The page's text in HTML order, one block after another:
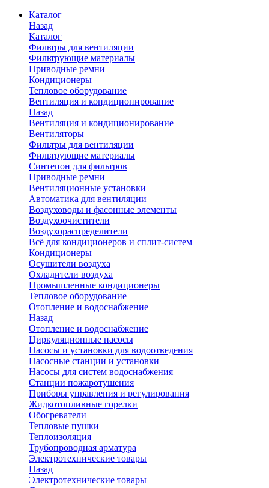
Каталог
Назад
Каталог
Фильтры для вентиляции
Фильтрующие материалы
Приводные ремни
Кондиционеры
Тепловое оборудование
Вентиляция и кондиционирование
Назад
Вентиляция и кондиционирование
Вентиляторы
Фильтры для вентиляции
Фильтрующие материалы
Синтепон для фильтров
Приводные ремни
Вентиляционные установки
Автоматика для вентиляции
Воздуховоды и фасонные элементы
Воздухоочистители
Воздухораспределители
Всё для кондиционеров и сплит-систем
Кондиционеры
Осушители воздуха
Охладители воздуха
Промышленные кондиционеры
Тепловое оборудование
Отопление и водоснабжение
Назад
Отопление и водоснабжение
Циркуляционные насосы
Насосы и установки для водоотведения
Насосные станции и установки
Насосы для систем водоснабжения
Станции пожаротушения
Приборы управления и регулирования
Жидкотопливные горелки
Обогреватели
Тепловые пушки
Теплоизоляция
Трубопроводная арматура
Электротехнические товары
Назад
Электротехнические товары